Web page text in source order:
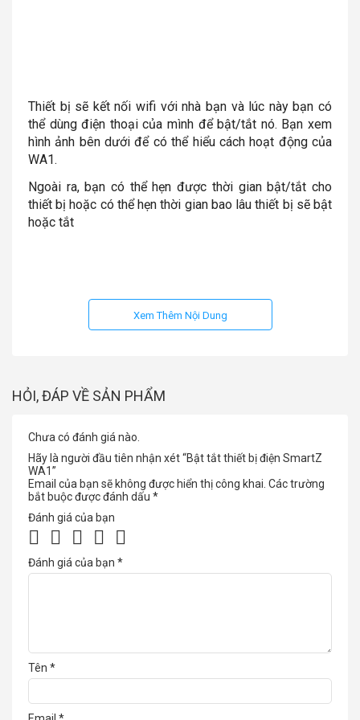
Thiết bị sẽ kết nối wifi với nhà bạn và lúc này bạn có
thể dùng điện thoại của mình để bật/tắt nó. Bạn xem
hình ảnh bên dưới để có thể hiểu cách hoạt động của
WA1.
Ngoài ra, bạn có thể hẹn được thời gian bật/tắt cho
thiết bị hoặc có thể hẹn thời gian bao lâu thiết bị sẽ bật
hoặc tắt
hẹn giờ 5h sáng hôm sau đèn ngủ sẽ tắt. Hoặc tự bật
đèn lên và có thể đặt sau 1 tiếng sau đèn đó sẽ tắt.
Bạn có thể chia sẽ cho các thành viên trong nhà của
mình để có thể điều khiển bật/tắt thiết bị (Chia sẽ lên
tới 1000 người – Quá khủng)
Xem Thêm Nội Dung
HỎI, ĐÁP VỀ SẢN PHẨM
Chưa có đánh giá nào.
Hãy là người đầu tiên nhận xét “Bật tắt thiết bị điện SmartZ
WA1”
Email của bạn sẽ không được hiển thị công khai. Các trường
bắt buộc được đánh dấu *
Đánh giá của bạn
Đánh giá của bạn *
Tên *